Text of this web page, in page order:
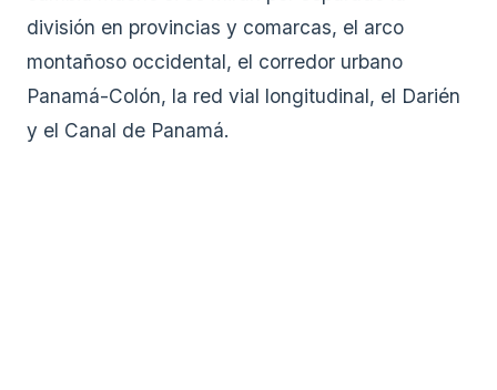
división en provincias y comarcas, el arco
montañoso occidental, el corredor urbano
Panamá-Colón, la red vial longitudinal, el Darién
y el Canal de Panamá.